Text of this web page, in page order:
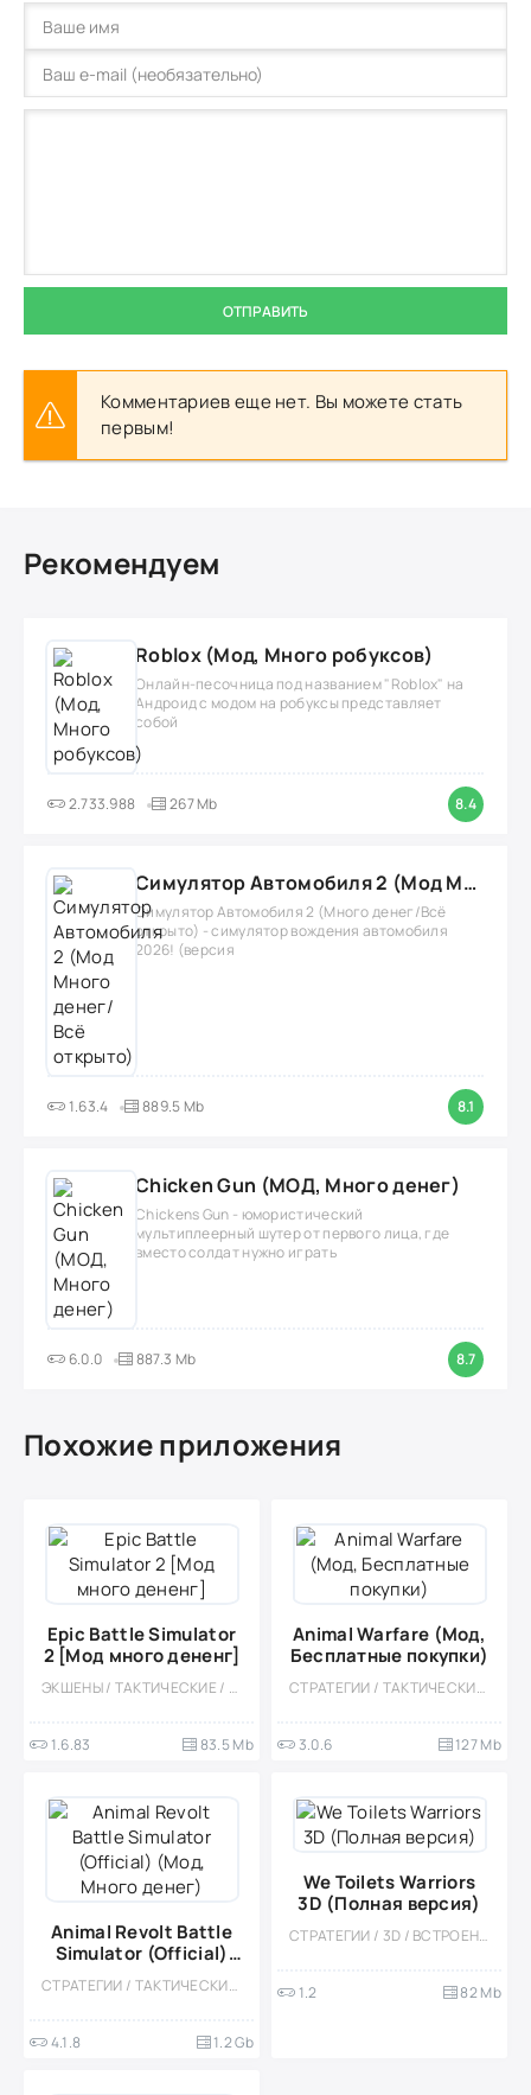
ОТПРАВИТЬ
Комментариев еще нет. Вы можете стать
первым!
Рекомендуем
Roblox (Мод, Много робуксов)
Онлайн-песочница под названием "Roblox" на
Андроид с модом на робуксы представляет
собой
2.733.988 267 Mb 8.4
Симулятор Автомобиля 2 (Мод Много денег/Всё открыто)
Симулятор Автомобиля 2 (Много денег/Всё
открыто) - симулятор вождения автомобиля
2026! (версия
1.63.4 889.5 Mb 8.1
Chicken Gun (МОД, Много денег)
Chickens Gun - юмористический
мультиплеерный шутер от первого лица, где
вместо солдат нужно играть
6.0.0 887.3 Mb 8.7
Похожие приложения
Epic Battle Simulator
2 [Мод много дененг]
ЭКШЕНЫ / ТАКТИЧЕСКИЕ / КАЗУАЛЬНЫЕ / МНОГОПОЛЬЗОВАТЕЛЬСКАЯ / ОНЛАЙН / СОРЕВНОВАТЕЛЬНАЯ / ОДНОПОЛЬЗОВАТЕЛЬСКИЕ / СТИЛИЗАЦИЯ / МАЛЕНЬКАЯ / МОД
1.6.83 83.5 Mb
Animal Warfare (Мод,
Бесплатные покупки)
СТРАТЕГИИ / ТАКТИЧЕСКИЕ / КАЗУАЛЬНЫЕ / МНОГОПОЛЬЗОВАТЕЛЬСКАЯ / СОРЕВНОВАТЕЛЬНАЯ / ОДНОПОЛЬЗОВАТЕЛЬСКИЕ / СТИЛИЗАЦИЯ / ОФЛАЙН
3.0.6 127 Mb
Animal Revolt Battle
Simulator (Official)
(Мод, Много денег)СТРАТЕГИИ / ТАКТИЧЕСКИЕ / КАЗУАЛЬНЫЕ / ОДНОПОЛЬЗОВАТЕЛЬСКИЕ / СТИЛИЗАЦИЯ / ОФЛАЙН / ПЕСОЧНИЦЫ / МОД / БОЛЬШАЯ / 3D / ФИЗИКА
4.1.8 1.2 Gb
We Toilets Warriors
3D (Полная версия)
СТРАТЕГИИ / 3D / ВСТРОЕННЫЙ КЕШ / ВЕСЁЛАЯ / ТУАЛЕТНЫЕ ВОЙНЫ / ВОЙНА / МАЛЕНЬКАЯ
1.2 82 Mb